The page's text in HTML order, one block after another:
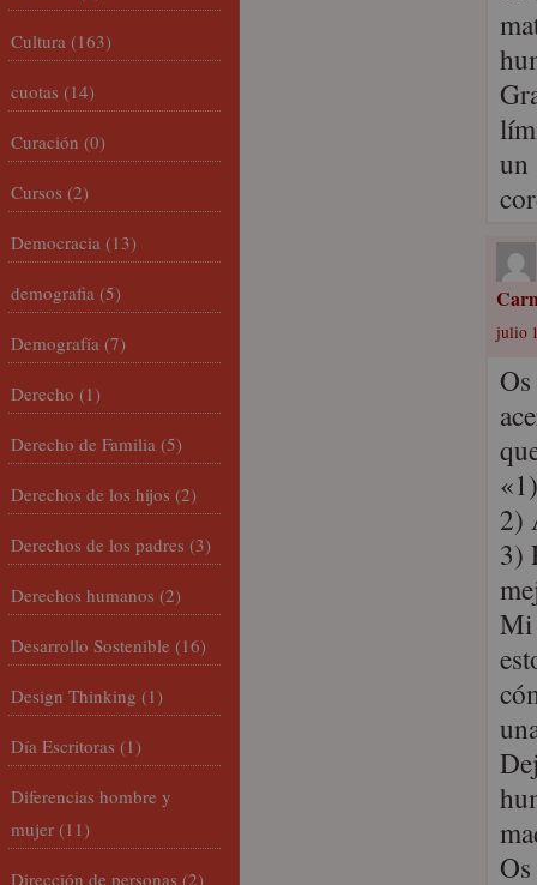
un
julio
2)
3)
Mi
Cultura (163)
cuotas (14)
Curación (0)
Cursos (2)
Democracia (13)
demografia (5)
Demografía (7)
Derecho (1)
Derecho de Familia (5)
Derechos de los hijos (2)
Derechos de los padres (3)
Derechos humanos (2)
Desarrollo Sostenible (16)
Design Thinking (1)
Día Escritoras (1)
Diferencias hombre y
mujer (11)
Dirección de personas (2)